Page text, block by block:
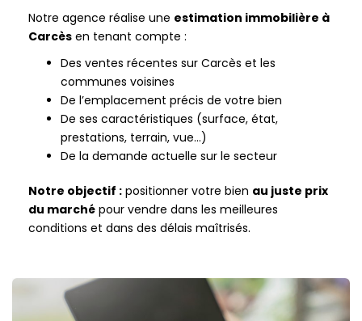
Notre agence réalise une estimation immobilière à
Carcès en tenant compte :
Des ventes récentes sur Carcès et les
communes voisines
De l’emplacement précis de votre bien
De ses caractéristiques (surface, état,
prestations, terrain, vue…)
De la demande actuelle sur le secteur
Notre objectif : positionner votre bien au juste prix
du marché pour vendre dans les meilleures
conditions et dans des délais maîtrisés.